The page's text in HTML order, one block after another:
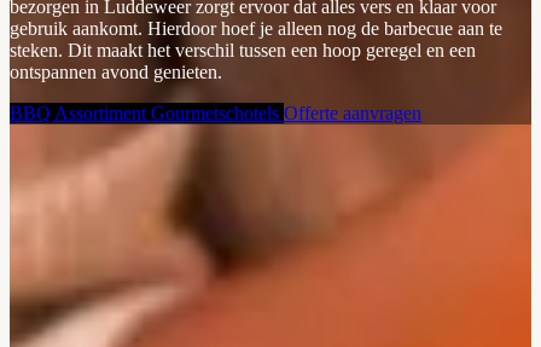
bezorgen in Luddeweer zorgt ervoor dat alles vers en klaar voor
gebruik aankomt. Hierdoor hoef je alleen nog de barbecue aan te
steken. Dit maakt het verschil tussen een hoop geregel en een
ontspannen avond genieten.
BBQ Assortiment Gourmetschotels Offerte aanvragen